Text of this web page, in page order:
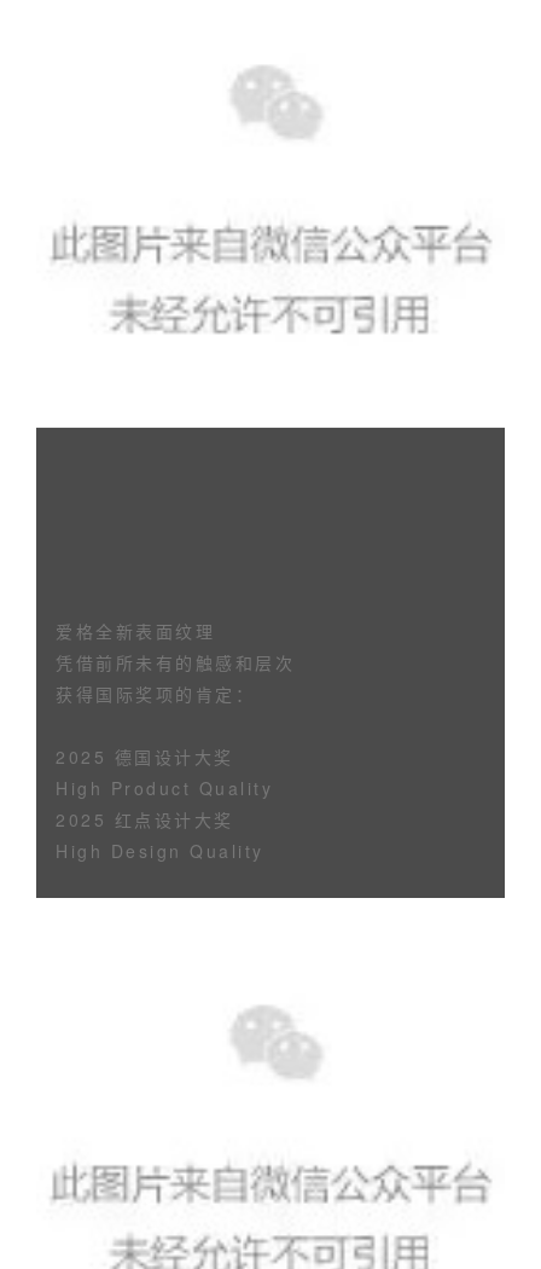
爱格全新表面纹理
凭借前所未有的触感和层次
获得国际奖项的肯定：
2025 德国设计大奖
High Product Quality
2025 红点设计大奖
High Design Quality